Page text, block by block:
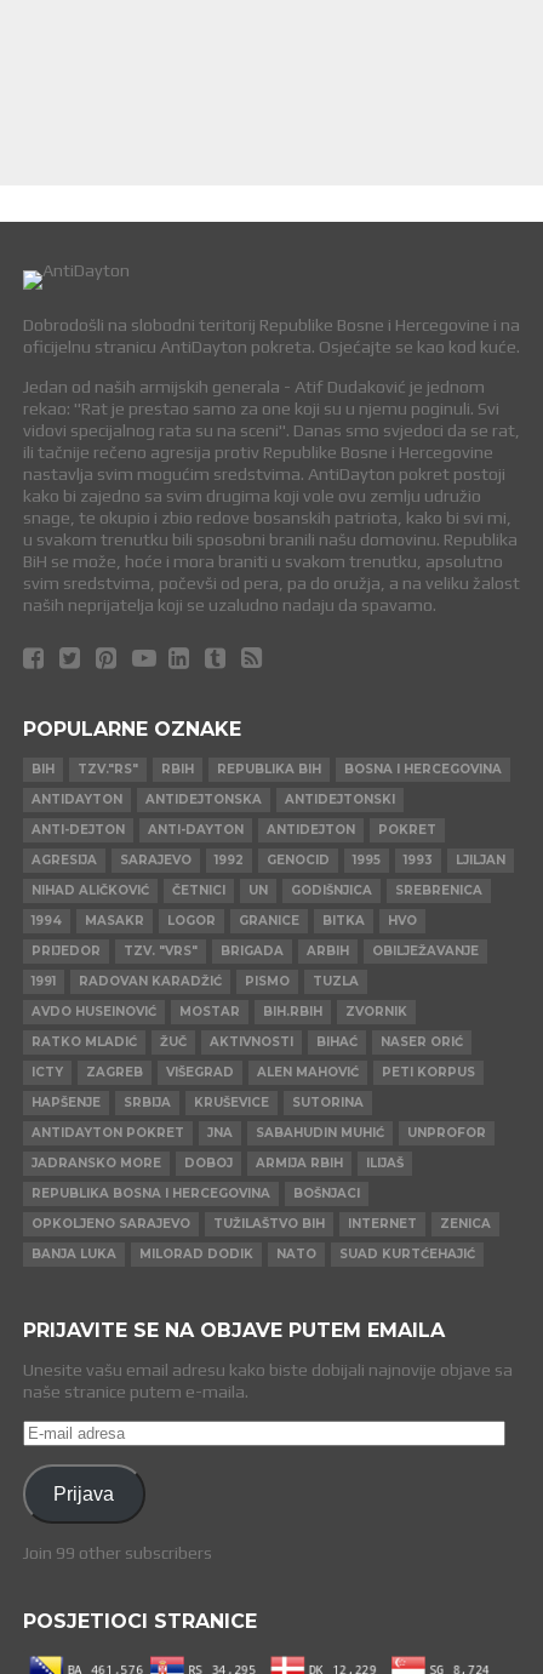
Dobrodošli na slobodni teritorij Republike Bosne i Hercegovine i na
oficijelnu stranicu AntiDayton pokreta. Osjećajte se kao kod kuće.
Jedan od naših armijskih generala - Atif Dudaković je jednom
rekao: "Rat je prestao samo za one koji su u njemu poginuli. Svi
vidovi specijalnog rata su na sceni". Danas smo svjedoci da se rat,
ili tačnije rečeno agresija protiv Republike Bosne i Hercegovine
nastavlja svim mogućim sredstvima. AntiDayton pokret postoji
kako bi zajedno sa svim drugima koji vole ovu zemlju udružio
snage, te okupio i zbio redove bosanskih patriota, kako bi svi mi,
u svakom trenutku bili sposobni branili našu domovinu. Republika
BiH se može, hoće i mora braniti u svakom trenutku, apsolutno
svim sredstvima, počevši od pera, pa do oružja, a na veliku žalost
naših neprijatelja koji se uzaludno nadaju da spavamo.
POPULARNE OZNAKE
BIH TZV."RS" RBIH REPUBLIKA BIH
BOSNA I HERCEGOVINA
ANTIDAYTON
ANTIDEJTONSKA
ANTIDEJTONSKI
ANTI-DEJTON
ANTI-DAYTON ANTIDEJTON
POKRET
AGRESIJA
SARAJEVO 1992 GENOCID 1995 1993
LJILJAN
NIHAD ALIČKOVIĆ
ČETNICI UN GODIŠNJICA
SREBRENICA
1994
MASAKR LOGOR GRANICE BITKA
HVO
PRIJEDOR
TZV. "VRS" BRIGADA ARBIH
OBILJEŽAVANJE
1991
RADOVAN KARADŽIĆ PISMO
TUZLA
AVDO HUSEINOVIĆ
MOSTAR BIH.RBIH
ZVORNIK
RATKO MLADIĆ
ŽUČ AKTIVNOSTI BIHAĆ
NASER ORIĆ
ICTY
ZAGREB VIŠEGRAD ALEN MAHOVIĆ
PETI KORPUS
HAPŠENJE
SRBIJA KRUŠEVICE
SUTORINA
ANTIDAYTON POKRET
JNA SABAHUDIN MUHIĆ
UNPROFOR
JADRANSKO MORE
DOBOJ ARMIJA RBIH
ILIJAŠ
REPUBLIKA BOSNA I HERCEGOVINA
BOŠNJACI
OPKOLJENO SARAJEVO
TUŽILAŠTVO BIH INTERNET
ZENICA
BANJA LUKA
MILORAD DODIK NATO SUAD KURTĆEHAJIĆ
PRIJAVITE SE NA OBJAVE PUTEM EMAILA
Unesite vašu email adresu kako biste dobijali najnovije objave sa
naše stranice putem e-maila.
E-
mail
adresa
Prijava
Join 99 other subscribers
POSJETIOCI STRANICE